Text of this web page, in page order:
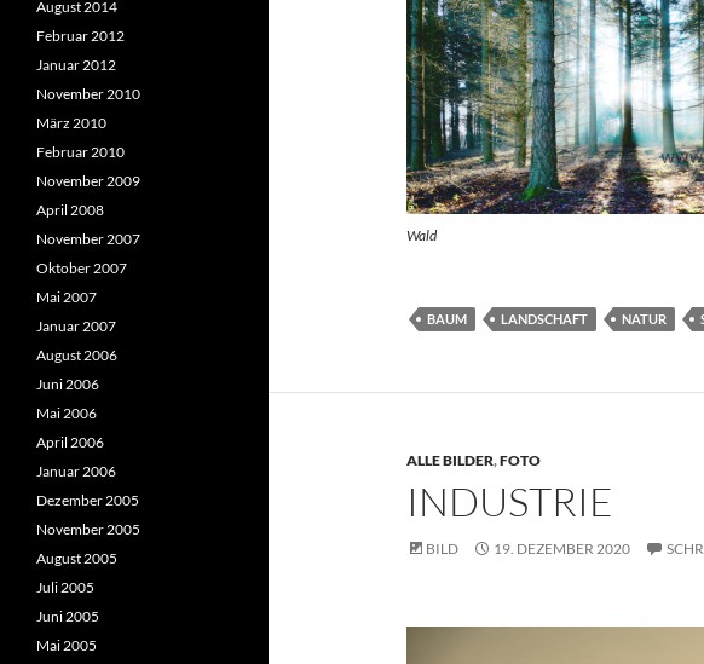
Wald
BAUM LANDSCHAFT NATUR
ALLE BILDER,FOTO
INDUSTRIE
BILD 19. DEZEMBER 2020
August 2014
Februar 2012
Januar 2012
November 2010
März 2010
Februar 2010
November 2009
April 2008
November 2007
Oktober 2007
Mai 2007
Januar 2007
August 2006
Juni 2006
Mai 2006
April 2006
Januar 2006
Dezember 2005
November 2005
August 2005
Juli 2005
Juni 2005
Mai 2005